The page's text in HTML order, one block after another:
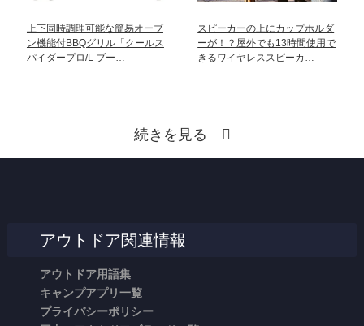
上下同時調理可能な簡易オーブ
ン機能付BBQグリル「クールス
パイダープロ/L ブー…
スピーカーの上にカップホルダ
ーが！？屋外でも13時間使用で
きるワイヤレススピーカ…
続きを見る
アウトドア関連情報
アウトドア用語集
キャンプアプリ一覧
プライバシーポリシー